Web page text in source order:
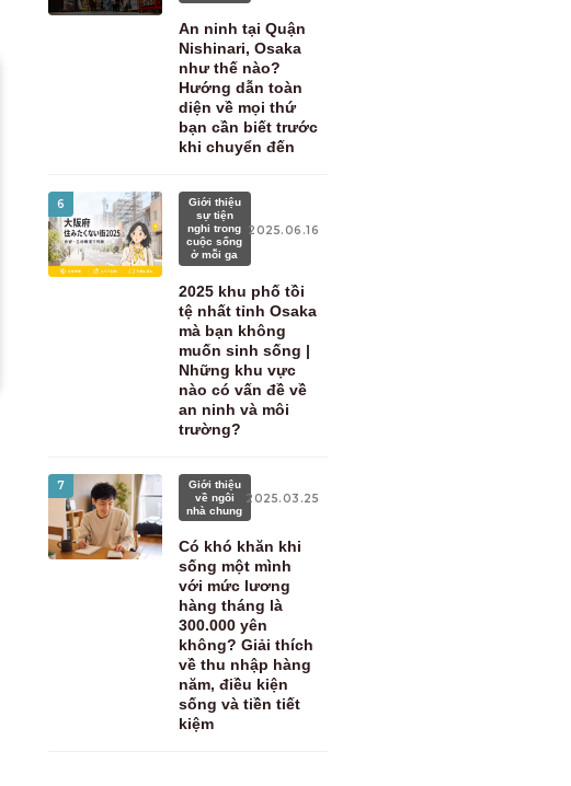
An ninh tại Quận
Nishinari, Osaka
như thế nào?
Hướng dẫn toàn
diện về mọi thứ
bạn cần biết trước
khi chuyển đến
6
Giới thiệu
sự tiện
nghi trong
cuộc sống
ở mỗi ga
2025.06.16
2025 khu phố tồi
tệ nhất tỉnh Osaka
mà bạn không
muốn sinh sống |
Những khu vực
nào có vấn đề về
an ninh và môi
trường?
7
Giới thiệu
về ngôi
nhà chung
2025.03.25
Có khó khăn khi
sống một mình
với mức lương
hàng tháng là
300.000 yên
không? Giải thích
về thu nhập hàng
năm, điều kiện
sống và tiền tiết
kiệm